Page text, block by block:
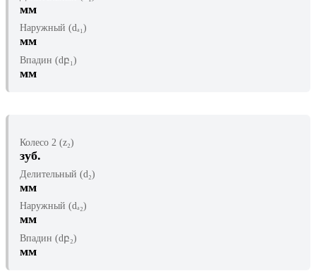
мм
Наружный (dₐ₁)
мм
Впадин (dբ₁)
мм
Колесо 2 (z₂)
зуб.
Делительный (d₂)
мм
Наружный (dₐ₂)
мм
Впадин (dբ₂)
мм